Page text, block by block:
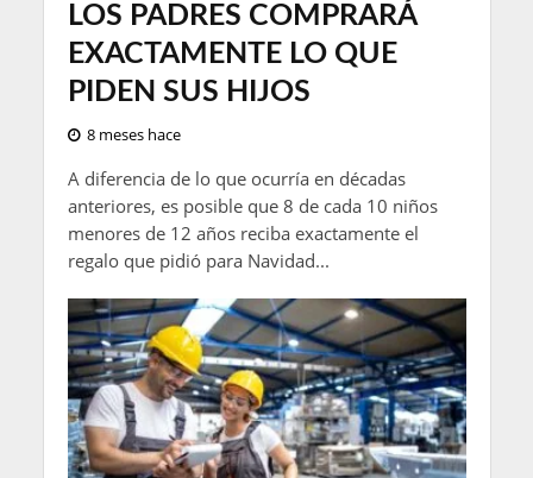
LOS PADRES COMPRARÁ
EXACTAMENTE LO QUE
PIDEN SUS HIJOS
8 meses hace
A diferencia de lo que ocurría en décadas
anteriores, es posible que 8 de cada 10 niños
menores de 12 años reciba exactamente el
regalo que pidió para Navidad...